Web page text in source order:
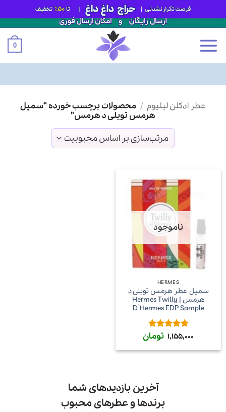
0
عطر ادکلن لیلیوم / محصولات برچسب خورده “سمپل
هرمس تویلی د هرمس”
ناموجود
HERMES
سمپل عطر هرمس تویلی د
هرمس | Hermes Twilly
D’Hermes EDP Sample
امتیاز 5از
1,155,000 تومان
آخرین بازدیدهای شما
برندها و عطرهای محبوب